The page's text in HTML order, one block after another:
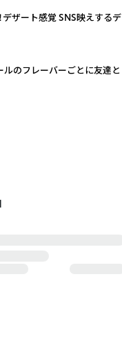
ザート感覚 SNS映えするデ
のフレーバーごとに友達と